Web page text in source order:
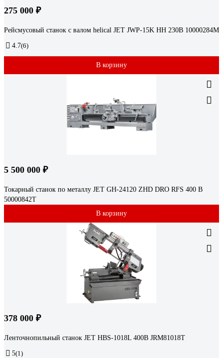
275 000 ₽
Рейсмусовый станок с валом helical JET JWP-15K HH 230В 10000284M
4.7(6)
В корзину
5 500 000 ₽
Токарный станок по металлу JET GH-24120 ZHD DRO RFS 400 В
50000842T
В корзину
378 000 ₽
Ленточнопильный станок JET HBS-1018L 400В JRM81018T
5(1)